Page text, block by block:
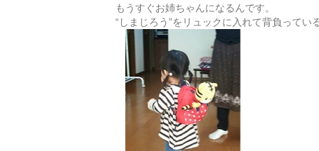
もうすぐお姉ちゃんになるんです。
“しまじろう”をリュックに入れて背負ってい